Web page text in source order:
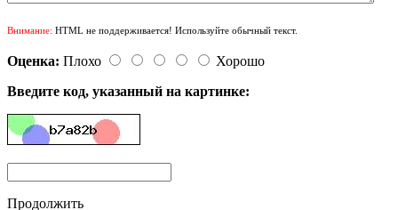
Внимание: HTML не поддерживается! Используйте обычный текст.
Оценка: Плохо
Хорошо
Введите код, указанный на картинке:
Продолжить